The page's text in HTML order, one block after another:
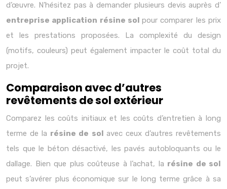
d’œuvre. N’hésitez pas à demander plusieurs devis auprès d’
entreprise application résine solpour comparer les prix
et les prestations proposées. La complexité du design
(motifs, couleurs) peut également impacter le coût total du
projet.
Comparaison avec d’autres
revêtements de sol extérieur
Comparez les coûts initiaux et les coûts d’entretien à long
terme de la résine de sol avec ceux d’autres revêtements
tels que le béton désactivé, les pavés autobloquants ou le
dallage. Bien que plus coûteuse à l’achat, la résine de sol
peut s’avérer plus économique sur le long terme grâce à sa